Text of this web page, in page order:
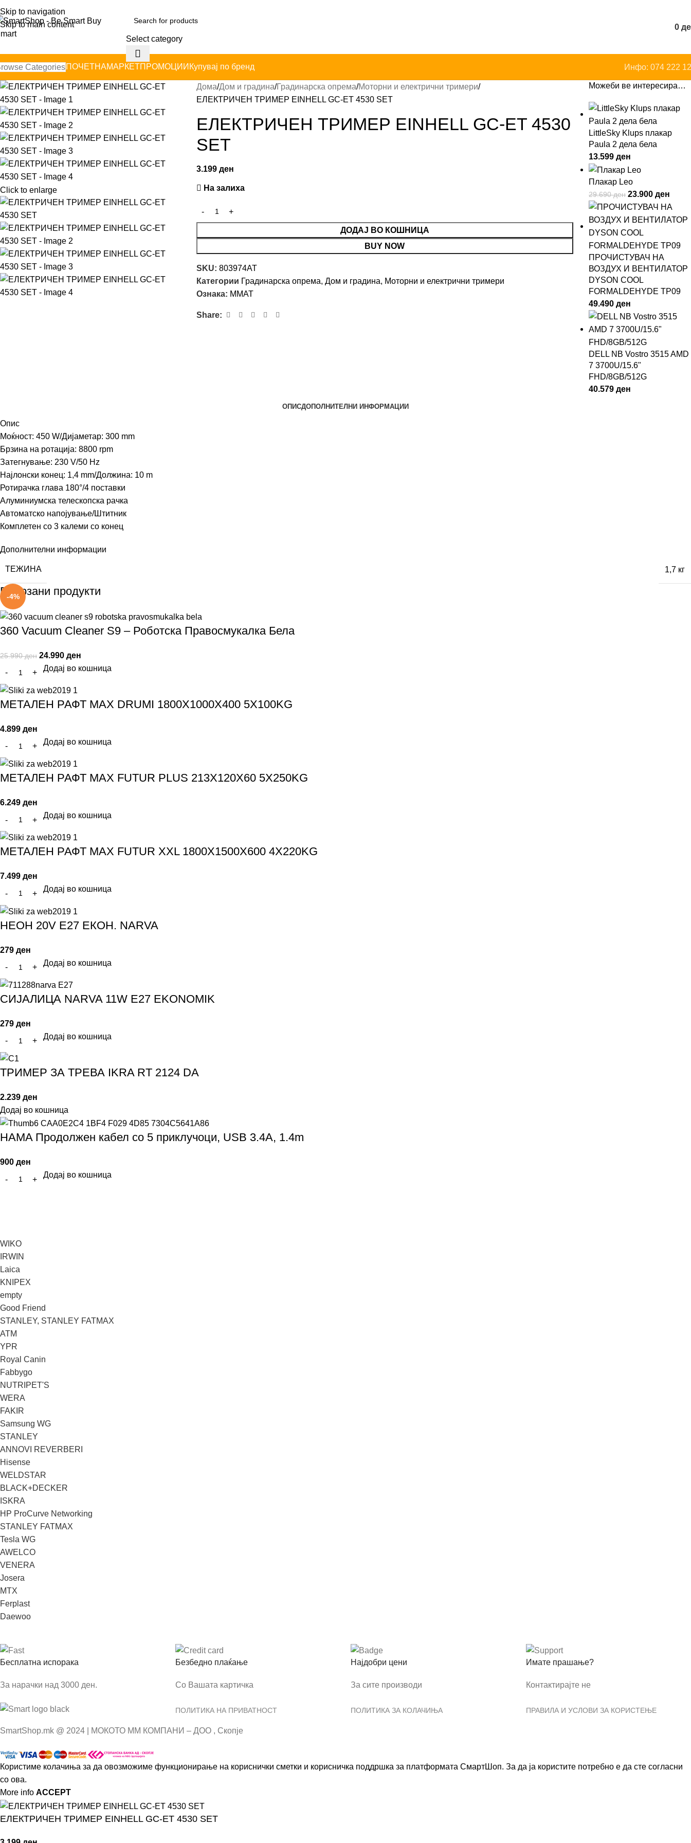
Skip to navigation
Skip to main content
Select category
0
CategoriesПОЧЕТНАМАРКЕТПРОМОЦИИ Купувај по бренд Инфо: 074 222
Click to enlarge
Дома Дом и градина Градинарска опрема Моторни и електрични тримери
ЕЛЕКТРИЧЕН ТРИМЕР EINHELL GC-ET 4530 SET
ЕЛЕКТРИЧЕН ТРИМЕР EINHELL GC-ET 4530
SET
3.199 ден
На залиха
ДОДАЈ ВО КОШНИЦА
BUY NOW
SKU: 803974AT
Категории Градинарска опрема, Дом и градина, Моторни и електрични тримери
Ознака: MMAT
Share:
Можеби ве интересира…
LittleSky Klups плакар
Paula 2 дела бела
13.599 ден
Плакар Leo
29.690ден 23.900 ден
ПРОЧИСТУВАЧ НА
ВОЗДУХ И ВЕНТИЛАТОР
DYSON COOL
FORMALDEHYDE TP09
49.490 ден
DELL NB Vostro 3515 AMD
7 3700U/15.6"
FHD/8GB/512G
40.579 ден
ОПИСДОПОЛНИТЕЛНИ ИНФОРМАЦИИ
Опис
Моќност: 450 W/Дијаметар: 300 mm
Брзина на ротација: 8800 rpm
Затегнување: 230 V/50 Hz
Најлонски конец: 1,4 mm/Должина: 10 m
Ротирачка глава 180°/4 поставки
Алуминиумска телескопска рачка
Автоматско напојување/Штитник
Комплетен со 3 калеми со конец
Дополнителни информации
ТЕЖИНА 1,7 кг
Поврзани продукти
-4%
360 Vacuum Cleaner S9 – Роботска Правосмукалка Бела
25.990ден 24.990 ден
Додај во кошница
МЕТАЛЕН РАФТ MAX DRUMI 1800Х1000Х400 5Х100KG
4.899 ден
Додај во кошница
МЕТАЛЕН РАФТ MAX FUTUR PLUS 213Х120Х60 5Х250KG
6.249 ден
Додај во кошница
МЕТАЛЕН РАФТ MAX FUTUR XXL 1800Х1500Х600 4Х220KG
7.499 ден
Додај во кошница
НЕОН 20V E27 ЕКОН. NARVA
279 ден
Додај во кошница
СИЈАЛИЦА NARVA 11W E27 EKONOMIK
279 ден
Додај во кошница
ТРИМЕР ЗА ТРЕВА IKRA RT 2124 DA
2.239 ден
Додај во кошница
HAMA Продолжен кабел со 5 приклучоци, USB 3.4A, 1.4m
900 ден
Додај во кошница
WIKO
IRWIN
Laica
KNIPEX
empty
Good Friend
STANLEY, STANLEY FATMAX
ATM
YPR
Royal Canin
Fabbygo
NUTRIPET'S
WERA
FAKIR
Samsung WG
STANLEY
ANNOVI REVERBERI
Hisense
WELDSTAR
BLACK+DECKER
ISKRA
HP ProCurve Networking
STANLEY FATMAX
Tesla WG
AWELCO
VENERA
Josera
MTX
Ferplast
Daewoo
Бесплатна испорака
За нарачки над 3000 ден.
Безбедно плаќање
Со Вашата картичка
Најдобри цени
За сите производи
Имате прашање?
Контактирајте не
ПОЛИТИКА НА ПРИВАТНОСТ ПОЛИТИКА ЗА КОЛАЧИЊА ПРАВИЛА И УСЛОВИ ЗА КОРИСТЕЊЕ
SmartShop.mk @ 2024 | МОКОТО ММ КОМПАНИ – ДОО , Скопје
Користиме колачиња за да овозможиме функционирање на кориснички сметки и корисничка поддршка за платформата СмартШоп. За да ја користите потребно е да сте согласни
со ова.
More info ACCEPT
ЕЛЕКТРИЧЕН ТРИМЕР EINHELL GC-ET 4530 SET